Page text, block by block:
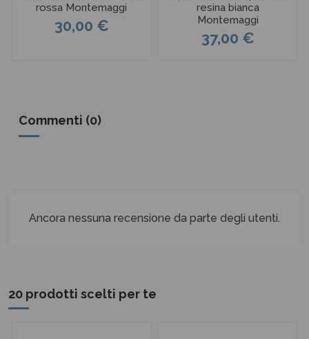
rossa Montemaggi
30,00 €
resina bianca
Montemaggi
37,00 €
Commenti (0)
Ancora nessuna recensione da parte degli utenti.
20 prodotti scelti per te